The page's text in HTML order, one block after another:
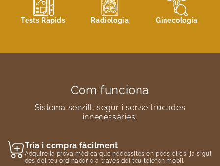
Tests Ràpids Radiologia Ginecologia
Com funciona
Sistema senzill, segur i sense trucades
innecessàries.
Tria i compra fàcilment
Adquire la prova mèdica que necessites en pocs clics, ja sigui
des del teu ordinador o a través del teu telèfon mòbil.